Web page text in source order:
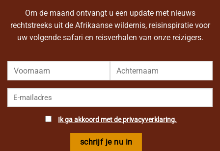
Om de maand ontvangt u een update met nieuws
rechtstreeks uit de Afrikaanse wildernis, reisinspiratie voor
uw volgende safari en reisverhalen van onze reizigers.
Ik ga akkoord met de privacyverklaring.